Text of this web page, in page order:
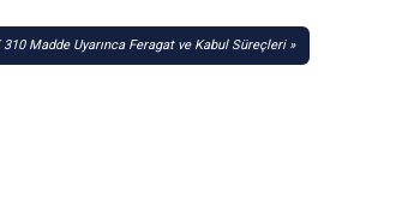
310 Madde Uyarınca Feragat ve Kabul Süreçleri